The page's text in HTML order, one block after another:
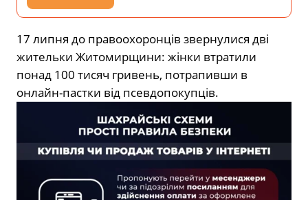
17 липня до правоохоронців звернулися дві
жительки Житомирщини: жінки втратили
понад 100 тисяч гривень, потрапивши в
онлайн-пастки від псевдопокупців.